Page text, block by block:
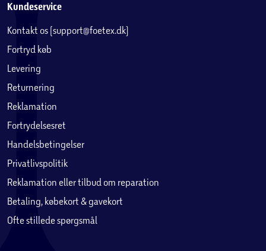
Kundeservice
Kontakt os (support@foetex.dk)
Fortryd køb
Levering
Returnering
Reklamation
Fortrydelsesret
Handelsbetingelser
Privatlivspolitik
Reklamation eller tilbud om reparation
Betaling, købekort & gavekort
Ofte stillede spørgsmål